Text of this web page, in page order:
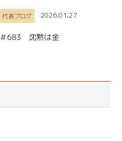
代表ブログ 2026.01.27
＃683 沈黙は金